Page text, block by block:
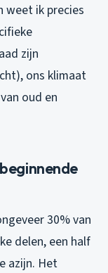
weet ik precies
zijn
ons klimaat
oud en
30% van
delen, een half
azijn. Het